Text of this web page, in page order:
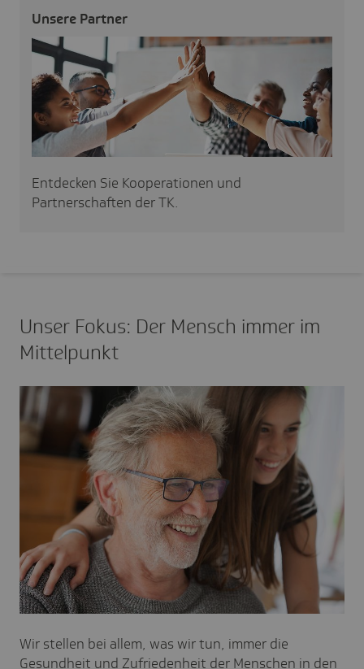
Unsere Partner
Entdecken Sie Kooperationen und
Partnerschaften der TK.
Unser Fokus: Der Mensch immer im
Mittelpunkt
Wir stellen bei allem, was wir tun, immer die
Gesundheit und Zufriedenheit der Menschen in den